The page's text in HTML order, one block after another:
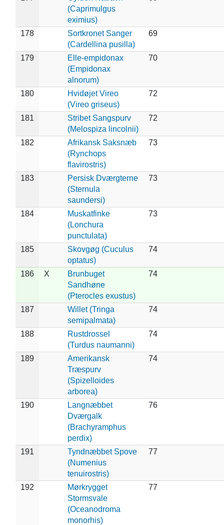
(Caprimulgus
eximius)
178
Sortkronet Sanger
(Cardellina pusilla)
69
179
Elle-empidonax
(Empidonax
alnorum)
70
180
Hvidøjet Vireo
(Vireo griseus)
72
181
Stribet Sangspurv
(Melospiza lincolnii)
72
182
Afrikansk Saksnæb
(Rynchops
flavirostris)
73
183
Persisk Dværgterne
(Sternula
saundersi)
73
184
Muskatfinke
(Lonchura
punctulata)
73
185
Skovgøg (Cuculus
optatus)
74
186 X
Brunbuget
Sandhøne
(Pterocles exustus)
74
187
Willet (Tringa
semipalmata)
74
188
Rustdrossel
(Turdus naumanni)
74
189
Amerikansk
Træspurv
(Spizelloides
arborea)
74
190
Langnæbbet
Dværgalk
(Brachyramphus
perdix)
76
191
Tyndnæbbet Spove
(Numenius
tenuirostris)
77
192
Mørkrygget
Stormsvale
(Oceanodroma
monorhis)
77